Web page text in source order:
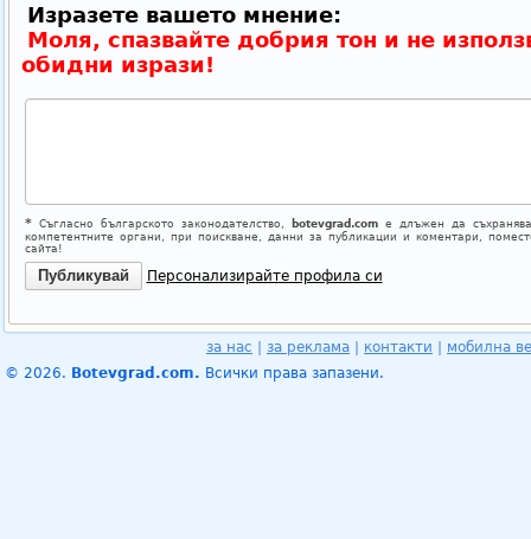
Изразете вашето мнение:
Моля, спазвайте добрия тон и не
обидни изрази!
*Съгласно българското законодателство, botevgrad.comе длъжен да
компетентните органи, при поискване, данни за публикации и коментари,
сайта!
Персонализирайте профила си
за нас за реклама контакти
мобилна
© 2026. Botevgrad.com. Всички права запазени.